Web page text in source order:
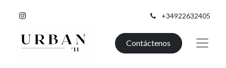
+34922632405
Contáctenos